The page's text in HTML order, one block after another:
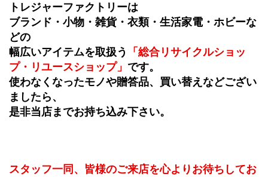
トレジャーファクトリーは
ブランド・小物・雑貨・衣類・生活家電・ホビーな
どの
幅広いアイテムを取扱う
「総合リサイクルショッ
プ・リユースショップ」 です。
使わなくなったモノや贈答品、買い替えなどござい
ましたら、
是非当店までお持ち込み下さい。
スタッフ一同、皆様のご来店を心よりお待ちしてお